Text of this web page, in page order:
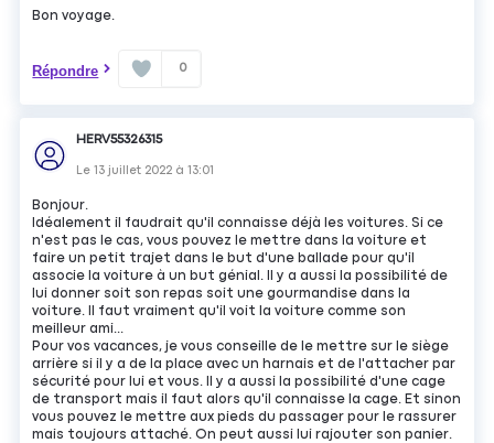
Bon voyage.
Répondre 0
HERV55326315
Le13 juillet 2022 à13:01
Bonjour.
Idéalement il faudrait qu'il connaisse déjà les voitures. Si ce
n'est pas le cas, vous pouvez le mettre dans la voiture et
faire un petit trajet dans le but d'une ballade pour qu'il
associe la voiture à un but génial. Il y a aussi la possibilité de
lui donner soit son repas soit une gourmandise dans la
voiture. Il faut vraiment qu'il voit la voiture comme son
meilleur ami...
Pour vos vacances, je vous conseille de le mettre sur le siège
arrière si il y a de la place avec un harnais et de l'attacher par
sécurité pour lui et vous. Il y a aussi la possibilité d'une cage
de transport mais il faut alors qu'il connaisse la cage. Et sinon
vous pouvez le mettre aux pieds du passager pour le rassurer
mais toujours attaché. On peut aussi lui rajouter son panier.